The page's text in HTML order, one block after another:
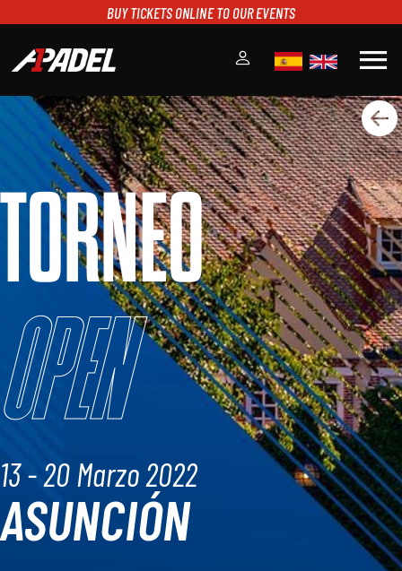
BUY TICKETS ONLINE TO OUR EVENTS
menu
A1PADEL
RANKING
CALENDARIO
TORNEOS
NOTICIAS
MULTIMEDIA
SCOREBOARD
STREAMING
TORNEO
Open
13 - 20 Marzo 2022
ASUNCIÓN